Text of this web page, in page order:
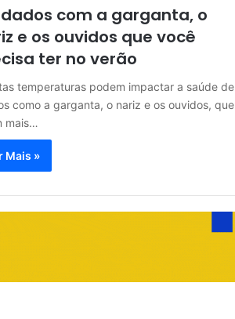
com a garganta, o
e os ouvidos que você
ter no verão
temperaturas podem impactar a saúde de
como a garganta, o nariz e os ouvidos, que
mais…
Mais »